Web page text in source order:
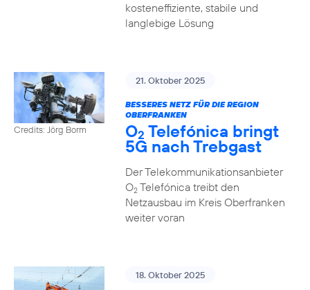
kosteneffiziente, stabile und
langlebige Lösung
Credits: Jörg Borm
21. Oktober 2025
BESSERES NETZ FÜR DIE REGION
OBERFRANKEN
O2 Telefónica bringt
5G nach Trebgast
Der Telekommunikationsanbieter
O2Telefónica treibt den
Netzausbau im Kreis Oberfranken
weiter voran
18. Oktober 2025